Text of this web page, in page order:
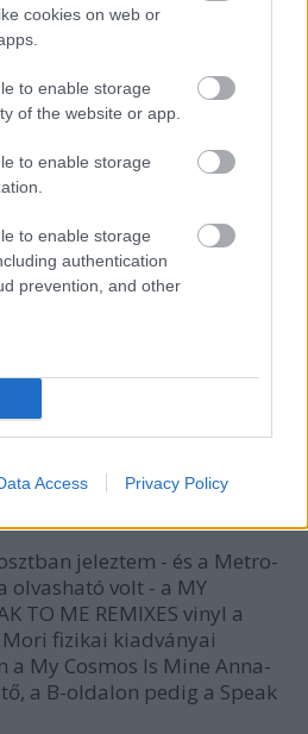
cookies on web or
to enable storage
of the website or app.
to enable storage
to enable storage
authentication
prevention, and other
Access Privacy Policy
jeleztem - és a Metro-
olvasható volt - a MY
TO ME REMIXES vinyl a
fizikai kiadványai
a My Cosmos Is Mine Anna-
a B-oldalon pedig a Speak